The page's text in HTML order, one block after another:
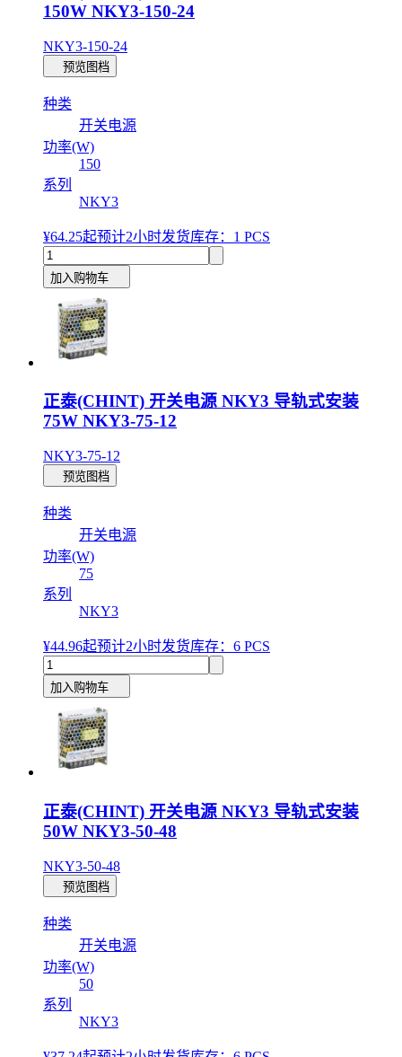
150W NKY3-150-24
NKY3-150-24
预览图档
种类
开关电源
功率(W)
150
系列
NKY3
¥64.25起预计2小时发货库存：1 PCS
加入购物车
正泰(CHINT) 开关电源 NKY3 导轨式安装
75W NKY3-75-12
NKY3-75-12
预览图档
种类
开关电源
功率(W)
75
系列
NKY3
¥44.96起预计2小时发货库存：6 PCS
加入购物车
正泰(CHINT) 开关电源 NKY3 导轨式安装
50W NKY3-50-48
NKY3-50-48
预览图档
种类
开关电源
功率(W)
50
系列
NKY3